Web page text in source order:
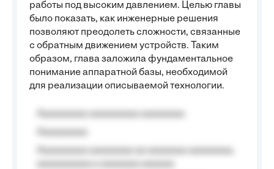
работы под высоким давлением. Целью главы
было показать, как инженерные решения
позволяют преодолеть сложности, связанные
с обратным движением устройств. Таким
образом, глава заложила фундаментальное
понимание аппаратной базы, необходимой
для реализации описываемой технологии.